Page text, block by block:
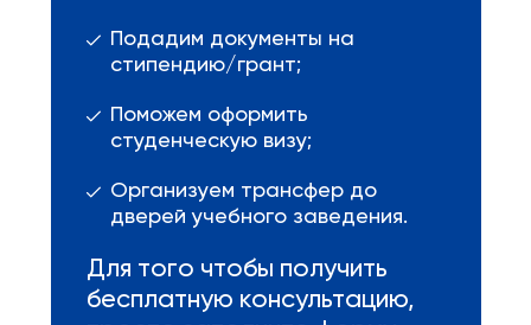
Подадим документы на
стипендию/грант;
Поможем оформить
студенческую визу;
Организуем трансфер до
дверей учебного заведения.
Для того чтобы получить
бесплатную консультацию,